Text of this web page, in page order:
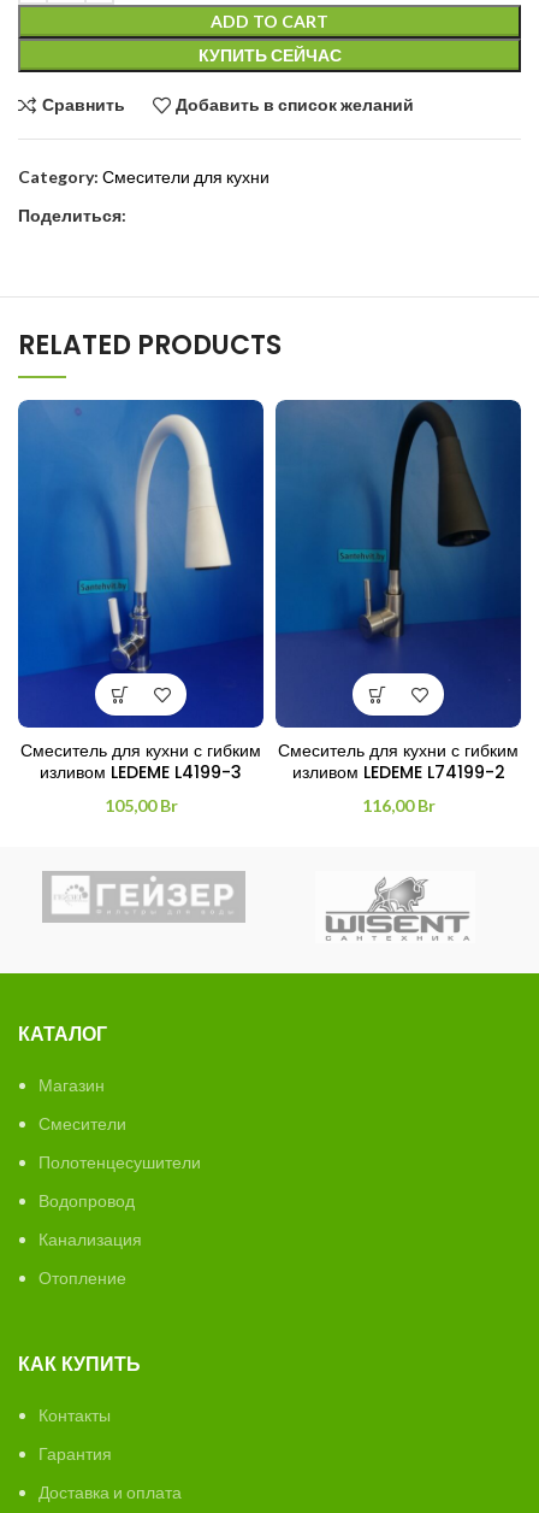
ADD TO CART
КУПИТЬ СЕЙЧАС
Сравнить Добавить в список желаний
Category: Смесители для кухни
Поделиться:
RELATED PRODUCTS
Смеситель для кухни с гибким
изливом LEDEME L4199-3
105,00Br
Смеситель для кухни с гибким
изливом LEDEME L74199-2
116,00Br
КАТАЛОГ
Магазин
Смесители
Полотенцесушители
Водопровод
Канализация
Отопление
КАК КУПИТЬ
Контакты
Гарантия
Доставка и оплата